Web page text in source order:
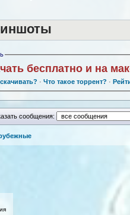
бесплатно и на
· Что такое торрент? ·
сообщения: